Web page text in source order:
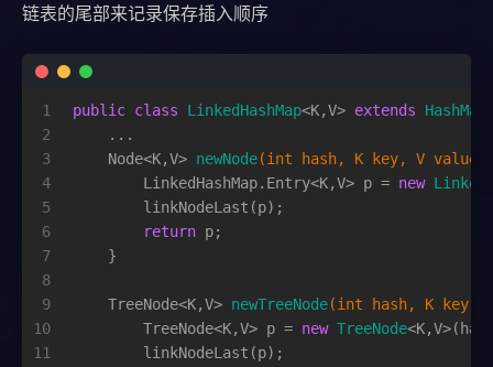
链表的尾部来记录保存插入顺序
1
2
3
4
5
6
7
8
9
10
11
public class LinkedHashMap<K,V> extends HashMap
    ...
    Node<K,V>
newNode(int hash, K key, V value,
        LinkedHashMap.Entry<K,V> p =
new
        linkNodeLast(p);
return p;
    }
    TreeNode<K,V>
newTreeNode(int hash, K key,
        TreeNode<K,V> p =
new TreeNode
        linkNodeLast(p);